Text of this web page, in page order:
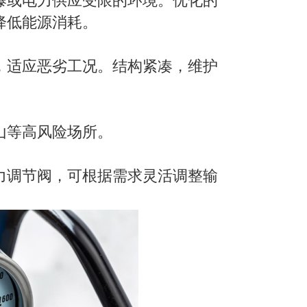
能源消耗。
应恶劣工况。结构紧凑，维护
高风险场所。
节阀，可根据需求灵活调整输